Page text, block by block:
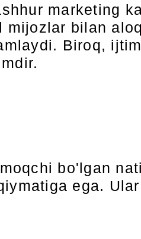
marketing
bilan
Biroq,
bo'lgan
ega.